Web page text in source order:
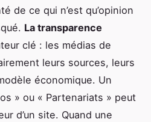
de ce qui n’est qu’opinion
La transparence
clé : les médias de
leurs sources, leurs
économique. Un
» ou « Partenariats » peut
d’un site. Quand une